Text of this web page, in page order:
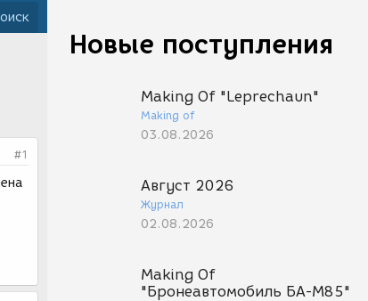
Новые поступления
Making Of "Leprechaun"
Making of
03.08.2026
Август 2026
Журнал
02.08.2026
Making Of
"Бронеавтомобиль БА-М85"
#1